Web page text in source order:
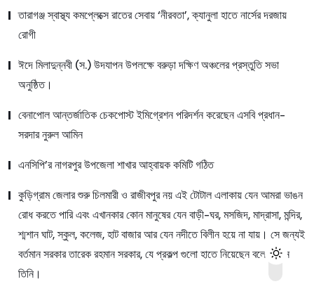
তারাগঞ্জ স্বাস্থ্য কমপ্লেক্সে রাতের সেবায় ‘নীরবতা’, ক্যানুলা হাতে নার্সের দরজায়
রোগী
ঈদে মিলাদুন্নবী (স.) উদযাপন উপলক্ষে বরুড়া দক্ষিণ অঞ্চলের প্রস্তুতি সভা
অনুষ্ঠিত।
বেনাপোল আন্তর্জাতিক চেকপোস্ট ইমিগ্রেশন পরিদর্শন করেছেন এসবি প্রধান-
সরদার নুরুল আমিন
এনসিপি’র নাগরপুর উপজেলা শাখার আহ্বায়ক কমিটি গঠিত
কুড়িগ্রাম জেলার শুরু চিলমারী ও রাজীবপুর নয় এই টোটাল এলাকায় যেন আমরা ভাঙন
রোধ করতে পারি এবং এখানকার কোন মানুষের যেন বাড়ী-ঘর, মসজিদ, মাদ্রাসা, মন্দির,
শ্মশান ঘাট, স্কুল, কলেজ, হাট বাজার আর যেন নদীতে বিলীন হয়ে না যায়। সে জন্যই
বর্তমান সরকার তারেক রহমান সরকার, যে প্রকল্প গুলো হাতে নিয়েছেন বলে জানান
তিনি।